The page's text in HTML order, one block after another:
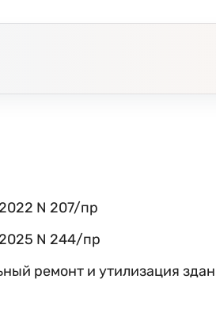
N 207/пр
N 244/пр
ремонт и утилизация